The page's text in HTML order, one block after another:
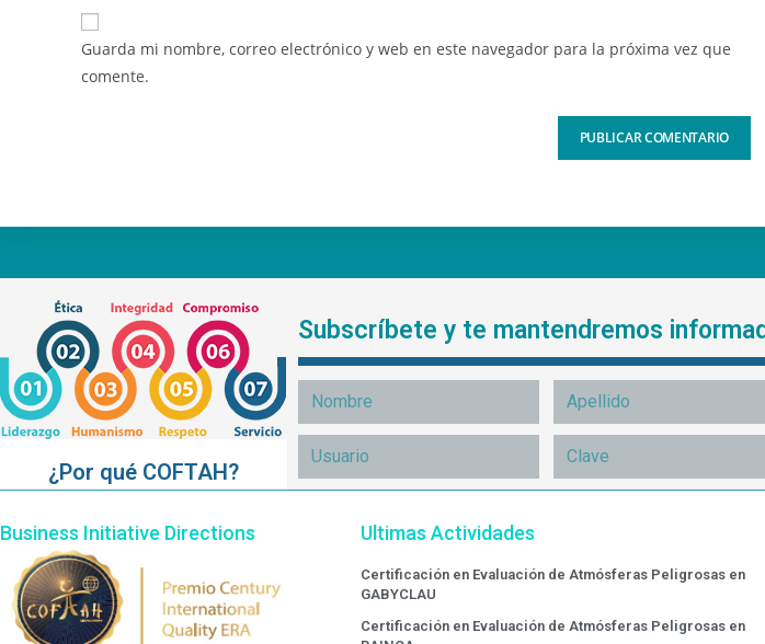
Guarda mi nombre, correo electrónico y web en este navegador para la próxima vez que
comente.
¿Por qué COFTAH?
Subscríbete y te mantendremos
Business Initiative Directions Ultimas Actividades
Certificación en Evaluación de Atmósferas Peligrosas en
GABYCLAU
Certificación en Evaluación de Atmósferas Peligrosas en